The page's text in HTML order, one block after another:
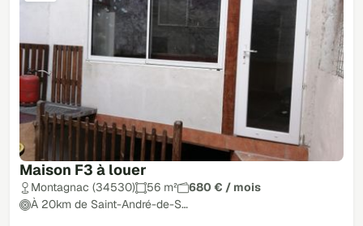
Maison F3 à louer
Montagnac (34530) 56 m²
680 € / mois
À 20km de Saint-André-de-S…